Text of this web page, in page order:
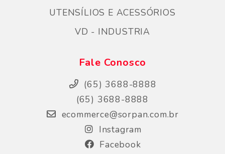
UTENSÍLIOS E ACESSÓRIOS
VD - INDUSTRIA
Fale Conosco
(65) 3688-8888
(65) 3688-8888
ecommerce@sorpan.com.br
Instagram
Facebook